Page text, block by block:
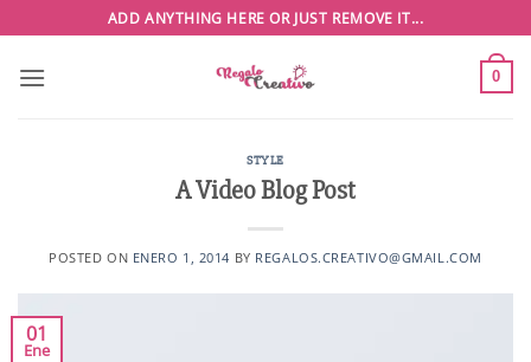
al
contenido
ADD ANYTHING HERE OR JUST REMOVE IT...
0
STYLE
A Video Blog Post
POSTED ON ENERO 1, 2014 BY REGALOS.CREATIVO@GMAIL.COM
01
Ene